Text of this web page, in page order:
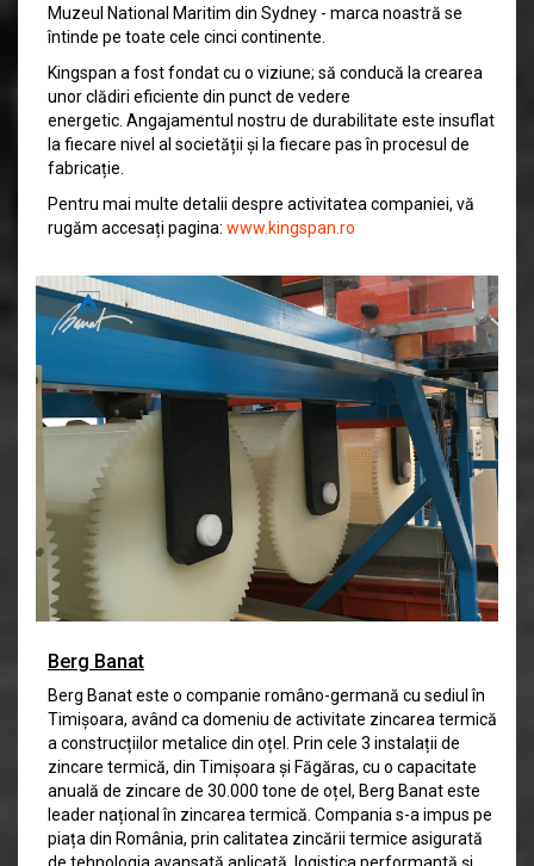
Muzeul National Maritim din Sydney - marca noastră se
întinde pe toate cele cinci continente.
Kingspan a fost fondat cu o viziune; să conducă la crearea
unor clădiri eficiente din punct de vedere
energetic. Angajamentul nostru de durabilitate este insuflat
la fiecare nivel al societății și la fiecare pas în procesul de
fabricație.
Pentru mai multe detalii despre activitatea companiei, vă
rugăm accesați pagina: www.kingspan.ro
Berg Banat
Berg Banat este o companie româno-germană cu sediul în
Timișoara, având ca domeniu de activitate zincarea termică
a construcțiilor metalice din oțel. Prin cele 3 instalații de
zincare termică, din Timișoara și Făgăras, cu o capacitate
anuală de zincare de 30.000 tone de oțel, Berg Banat este
leader național în zincarea termică. Compania s-a impus pe
piața din România, prin calitatea zincării termice asigurată